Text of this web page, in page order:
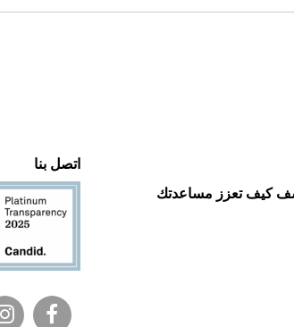
كيف تعزز مساعدتك
اتصل بنا